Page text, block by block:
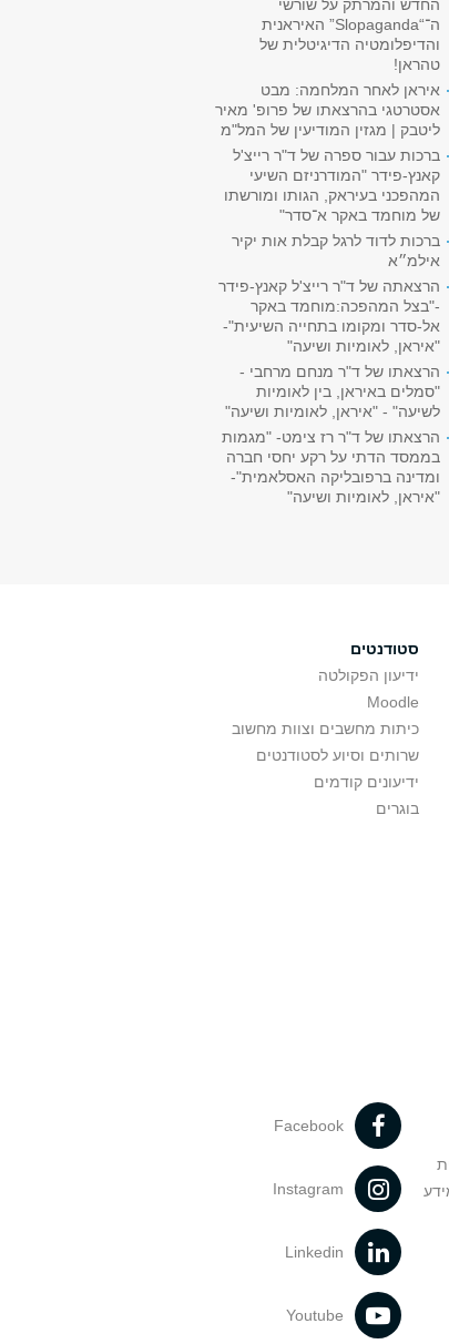
החדש והמרתק על שורשי
ה־“Slopaganda” האיראנית
והדיפלומטיה הדיגיטלית של
טהראן!
איראן לאחר המלחמה: מבט
אסטרטגי בהרצאתו של פרופ' מאיר
ליטבק | מגזין המודיעין של המל"מ
ברכות עבור ספרה של ד"ר רייצ'ל
קאנץ-פידר "המודרניזם השיעי
המהפכני בעיראק, הגותו ומורשתו
של מוחמד באקר א־סדר"
ברכות לדוד לרגל קבלת אות יקיר
אילמ״א
הרצאתה של ד"ר רייצ'ל קאנץ-פידר
-"בצל המהפכה:מוחמד באקר
אל-סדר ומקומו בתחייה השיעית"-
"איראן, לאומיות ושיעה"
הרצאתו של ד"ר מנחם מרחבי -
"סמלים באיראן, בין לאומיות
לשיעה" - "איראן, לאומיות ושיעה"
הרצאתו של ד"ר רז צימט- "מגמות
בממסד הדתי על רקע יחסי חברה
ומדינה ברפובליקה האסלאמית"-
"איראן, לאומיות ושיעה"
סטודנטים
ידיעון הפקולטה
Moodle
כיתות מחשבים וצוות מחשוב
שרותים וסיוע לסטודנטים
ידיעונים קודמים
בוגרים
Facebook
Instagram
Linkedin
Youtube